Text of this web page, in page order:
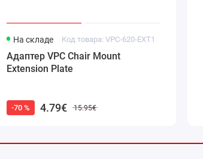
На складе Код товара: VPC-620-EXT1
Адаптер VPC Chair Mount
Extension Plate
-70 % 4.79€ 15.95€